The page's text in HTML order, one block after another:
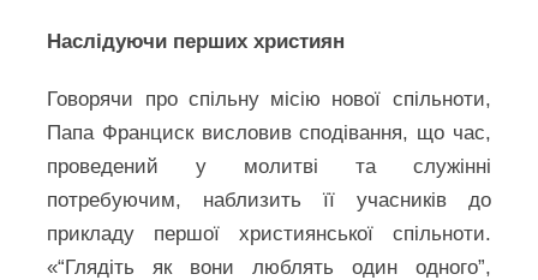
Наслідуючи перших християн
Говорячи про спільну місію нової спільноти,
Папа Франциск висловив сподівання, що час,
проведений у молитві та служінні
потребуючим, наблизить її учасників до
прикладу першої християнської спільноти.
«“Глядіть як вони люблять один одного”,